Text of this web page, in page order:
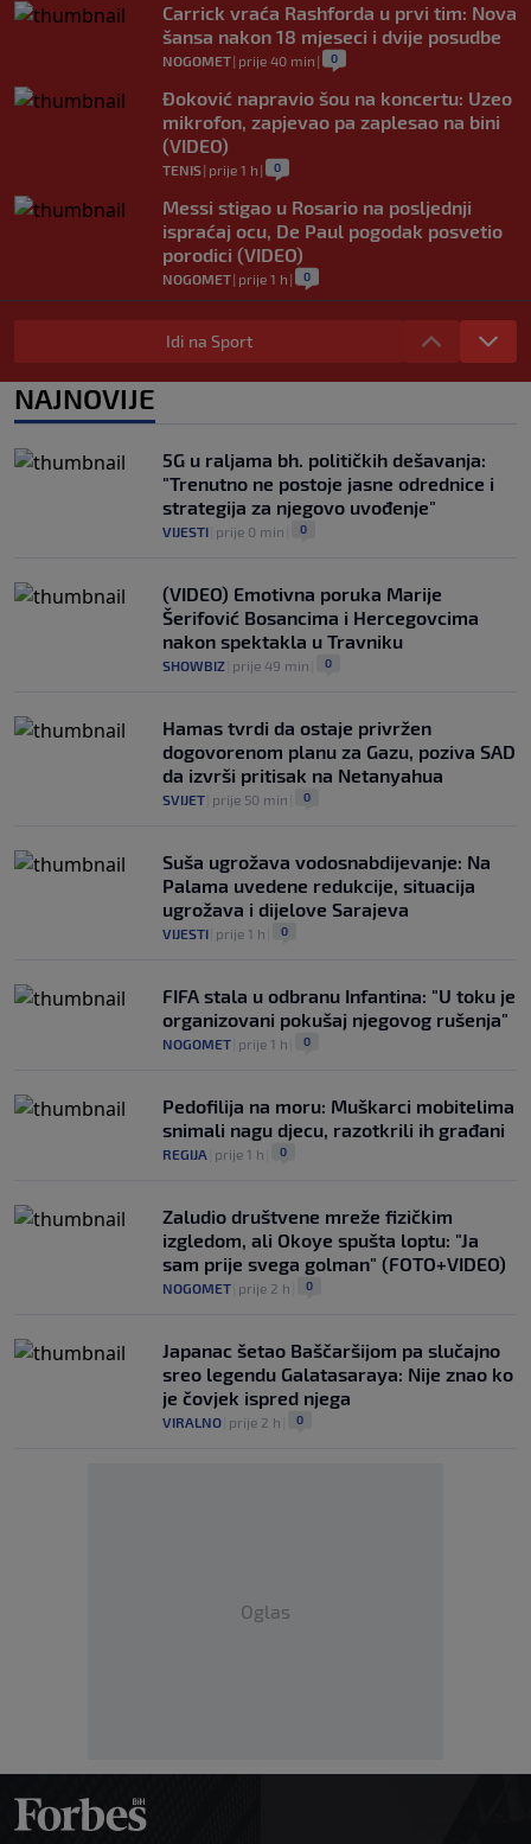
Carrick vraća Rashforda u prvi tim: Nova
šansa nakon 18 mjeseci i dvije posudbe
NOGOMET| prije 40 min | 0
Đoković napravio šou na koncertu: Uzeo
mikrofon, zapjevao pa zaplesao na bini
(VIDEO)
TENIS| prije 1 h | 0
Messi stigao u Rosario na posljednji
ispraćaj ocu, De Paul pogodak posvetio
porodici (VIDEO)
NOGOMET| prije 1 h | 0
Fudbal opasan po život: "Čišćenje" lopte
uzrokovalo saobraćajni udes (VIDEO)
postoji"
NOGOMET| 0
Idi na Sport
NAJNOVIJE
5G u raljama bh. političkih dešavanja:
"Trenutno ne postoje jasne odrednice i
strategija za njegovo uvođenje"
VIJESTI prije 0 min 0
(VIDEO) Emotivna poruka Marije
Šerifović Bosancima i Hercegovcima
nakon spektakla u Travniku
SHOWBIZ prije 49 min 0
Hamas tvrdi da ostaje privržen
dogovorenom planu za Gazu, poziva SAD
da izvrši pritisak na Netanyahua
SVIJET prije 50 min 0
Suša ugrožava vodosnabdijevanje: Na
Palama uvedene redukcije, situacija
ugrožava i dijelove Sarajeva
VIJESTI prije 1 h 0
FIFA stala u odbranu Infantina: "U toku je
organizovani pokušaj njegovog rušenja"
NOGOMET prije 1 h 0
Pedofilija na moru: Muškarci mobitelima
snimali nagu djecu, razotkrili ih građani
REGIJA prije 1 h 0
Zaludio društvene mreže fizičkim
izgledom, ali Okoye spušta loptu: "Ja
sam prije svega golman" (FOTO+VIDEO)
NOGOMET prije 2 h 0
Japanac šetao Baščaršijom pa slučajno
sreo legendu Galatasaraya: Nije znao ko
je čovjek ispred njega
VIRALNO prije 2 h 0
Oglas